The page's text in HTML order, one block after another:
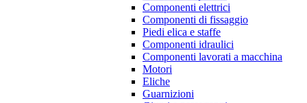
Componenti elettrici
Componenti di fissaggio
Piedi elica e staffe
Componenti idraulici
Componenti lavorati a macchina
Motori
Eliche
Guarnizioni